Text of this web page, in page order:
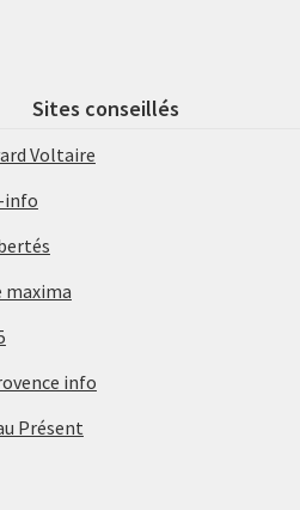
Sites conseillés
Voltaire
info
maxima
info
Présent